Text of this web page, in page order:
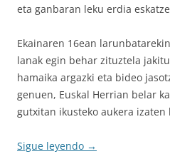
eta ganbaran leku erdia
Ekainaren 16ean
lanak egin behar zituztela
hamaika argazki eta bideo
genuen, Euskal Herrian belar
gutxitan ikusteko aukera izaten
Sigue leyendo →